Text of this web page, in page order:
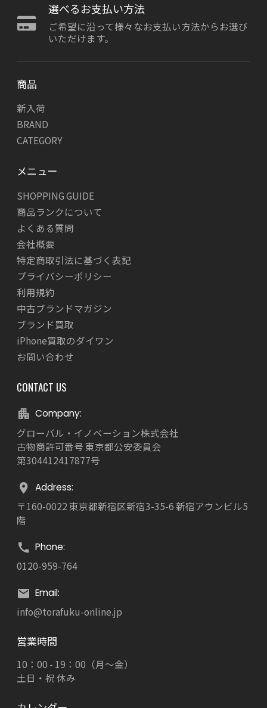
選べるお支払い方法
ご希望に沿って様々なお支払い方法からお選び
いただけます。
CONTACT US
Company:
グローバル・イノベーション株式会社
古物商許可番号 東京都公安委員会
第304412417877号
Address:
〒160-0022 東京都新宿区新宿3-35-6 新宿アウンビル5
階
Phone:
0120-959-764
Email:
info@torafuku-online.jp
商品
新入荷
BRAND
CATEGORY
メニュー
SHOPPING GUIDE
商品ランクについて
よくある質問
会社概要
特定商取引法に基づく表記
プライバシーポリシー
利用規約
中古ブランドマガジン
ブランド買取
iPhone買取のダイワン
お問い合わせ
営業時間
10：00 - 19：00（月～金）
土日・祝 休み